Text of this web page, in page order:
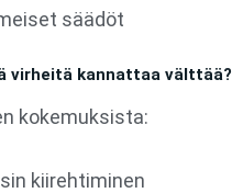
säädöt
virheitä kannattaa välttää?
kokemuksista:
kiirehtiminen